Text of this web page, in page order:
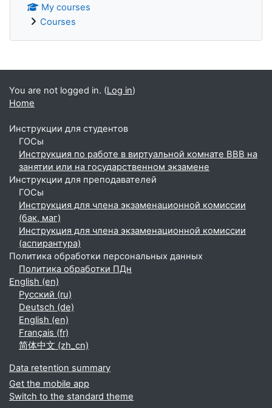
My courses
Courses
Supplementary blocks
You are not logged in. (Log in)
Home
Инструкции для студентов
ГОСы
Инструкция по работе в виртуальной комнате BBB на
занятии или на государственном экзамене
Инструкции для преподавателей
ГОСы
Инструкция для члена экзаменационной комиссии
(бак, маг)
Инструкция для члена экзаменационной комиссии
(аспирантура)
Политика обработки персональных данных
Политика обработки ПДн
English ‎(en)‎
Русский ‎(ru)‎
Deutsch ‎(de)‎
English ‎(en)‎
Français ‎(fr)‎
简体中文 ‎(zh_cn)‎
Data retention summary
Get the mobile app
Switch to the standard theme